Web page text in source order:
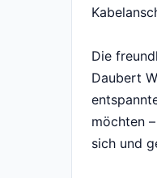
Die
Daubert
möchten
sich und